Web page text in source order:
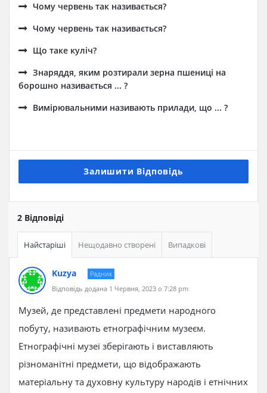
Чому червень так називається?
Чому червень так називається?
Що таке куліч?
Знаряддя, яким розтирали зерна пшениці на
борошно називається ... ?
Вимірювальними називають прилади, що ... ?
Залишити Відповідь
2 Відповіді
Найстаріші Нещодавно створені Випадкові
Kuzya
Радник
Відповідь додана 1 Червня, 2023 о 7:28 pm
Музей, де представлені предмети народного
побуту, називають етнографічним музеєм.
Етнографічні музеї зберігають і виставляють
різноманітні предмети, що відображають
матеріальну та духовну культуру народів і етнічних